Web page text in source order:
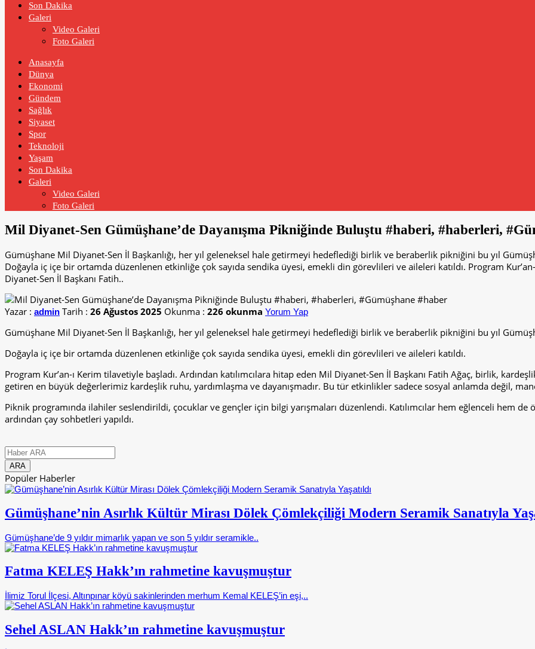
Son Dakika
Galeri
Video Galeri
Foto Galeri
Anasayfa
Dünya
Ekonomi
Gündem
Sağlık
Siyaset
Spor
Teknoloji
Yaşam
Son Dakika
Galeri
Video Galeri
Foto Galeri
Mil Diyanet-Sen Gümüşhane’de Dayanışma Pikniğinde Buluştu #haberi, #haberleri,
Gümüşhane Mil Diyanet-Sen İl Başkanlığı, her yıl geleneksel hale getirmeyi hedeflediği birlik ve beraberlik pikniğini bu yıl
Doğayla iç içe bir ortamda düzenlenen etkinliğe çok sayıda sendika üyesi, emekli din görevlileri ve aileleri katıldı. Program
Diyanet-Sen İl Başkanı Fatih..
Yazar : admin Tarih : 26 Ağustos 2025 Okunma : 226 okunma Yorum Yap
Gümüşhane Mil Diyanet-Sen İl Başkanlığı, her yıl geleneksel hale getirmeyi hedeflediği birlik ve beraberlik pikniğini bu yıl
Doğayla iç içe bir ortamda düzenlenen etkinliğe çok sayıda sendika üyesi, emekli din görevlileri ve aileleri katıldı.
Program Kur’an-ı Kerim tilavetiyle başladı. Ardından katılımcılara hitap eden Mil Diyanet-Sen İl Başkanı Fatih Ağaç, birlik,
getiren en büyük değerlerimiz kardeşlik ruhu, yardımlaşma ve dayanışmadır. Bu tür etkinlikler sadece sosyal anlamda değil,
Piknik programında ilahiler seslendirildi, çocuklar ve gençler için bilgi yarışmaları düzenlendi. Katılımcılar hem eğlenceli hem
ardından çay sohbetleri yapıldı.
Popüler Haberler
Gümüşhane’nin Asırlık Kültür Mirası Dölek Çömlekçiliği Modern Seramik Sanatıyla
Gümüşhane’de 9 yıldır mimarlık yapan ve son 5 yıldır seramikle..
Fatma KELEŞ Hakk’ın rahmetine kavuşmuştur
İlimiz Torul İlçesi, Altınpınar köyü sakinlerinden merhum Kemal KELEŞ’in eşi,..
Sehel ASLAN Hakk’ın rahmetine kavuşmuştur